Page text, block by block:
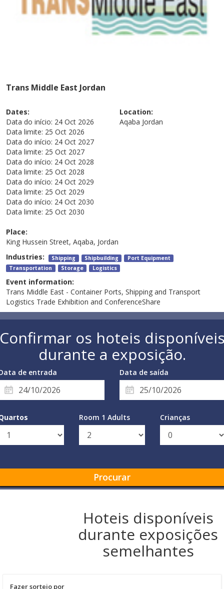
Trans Middle East Jordan
Dates:
Data do início: 24 Oct 2026
Data limite: 25 Oct 2026
Data do início: 24 Oct 2027
Data limite: 25 Oct 2027
Data do início: 24 Oct 2028
Data limite: 25 Oct 2028
Data do início: 24 Oct 2029
Data limite: 25 Oct 2029
Data do início: 24 Oct 2030
Data limite: 25 Oct 2030
Location:
Aqaba Jordan
Place:
King Hussein Street, Aqaba, Jordan
Industries: Shipping Shipbuilding
Port Equipment
Transportation
Storage Logistics
Event information:
Trans Middle East - Container Ports, Shipping and Transport
Logistics Trade Exhibition and ConferenceShare
os hoteis
durante a exposição.
de entrada Data de saída
Room 1 Adults Crianças
Procurar
Hoteis disponíveis
durante exposições
semelhantes
Fazer sorteio por